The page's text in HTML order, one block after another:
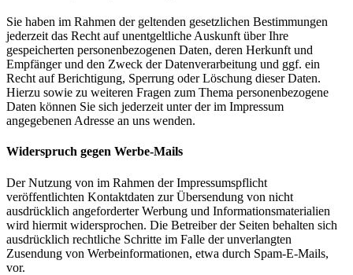
Sie haben im Rahmen der geltenden gesetzlichen Bestimmungen
jederzeit das Recht auf unentgeltliche Auskunft über Ihre
gespeicherten personenbezogenen Daten, deren Herkunft und
Empfänger und den Zweck der Datenverarbeitung und ggf. ein
Recht auf Berichtigung, Sperrung oder Löschung dieser Daten.
Hierzu sowie zu weiteren Fragen zum Thema personenbezogene
Daten können Sie sich jederzeit unter der im Impressum
angegebenen Adresse an uns wenden.
Widerspruch gegen Werbe-Mails
Der Nutzung von im Rahmen der Impressumspflicht
veröffentlichten Kontaktdaten zur Übersendung von nicht
ausdrücklich angeforderter Werbung und Informationsmaterialien
wird hiermit widersprochen. Die Betreiber der Seiten behalten sich
ausdrücklich rechtliche Schritte im Falle der unverlangten
Zusendung von Werbeinformationen, etwa durch Spam-E-Mails,
vor.